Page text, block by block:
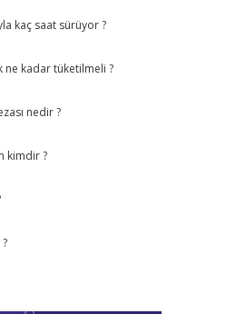
kaç saat sürüyor ?
ne kadar tüketilmeli ?
nedir ?
kimdir ?